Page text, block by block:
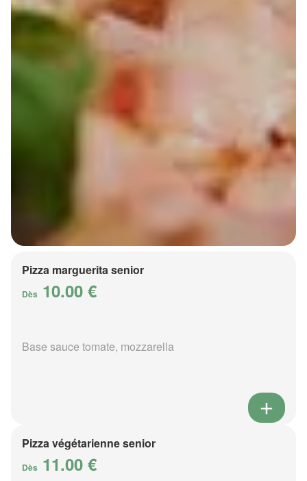
Pizza marguerita senior
Dès 10.00 €
Base sauce tomate, mozzarella
Pizza végétarienne senior
Dès 11.00 €